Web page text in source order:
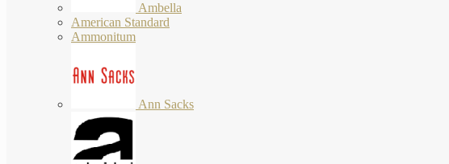
Ambella
American Standard
Ammonitum
Ann Sacks